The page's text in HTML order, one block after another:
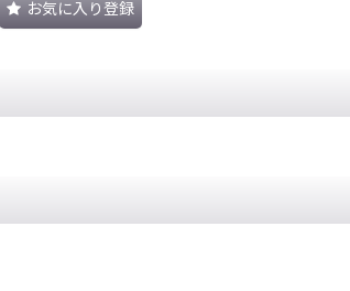
お気に入り登録